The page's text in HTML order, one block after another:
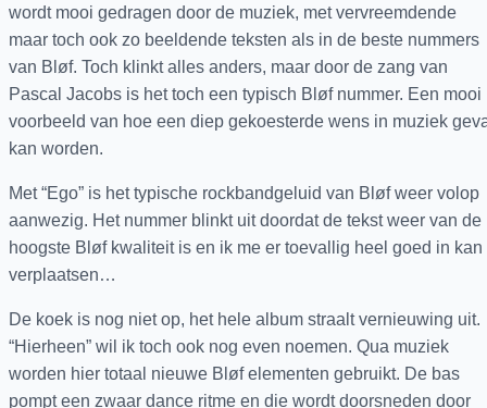
wordt mooi gedragen door de muziek, met vervreemdende
maar toch ook zo beeldende teksten als in de beste nummers
van Bløf. Toch klinkt alles anders, maar door de zang van
Pascal Jacobs is het toch een typisch Bløf nummer. Een mooi
voorbeeld van hoe een diep gekoesterde wens in muziek
kan worden.
Met “Ego” is het typische rockbandgeluid van Bløf weer volop
aanwezig. Het nummer blinkt uit doordat de tekst weer van de
hoogste Bløf kwaliteit is en ik me er toevallig heel goed in kan
verplaatsen…
De koek is nog niet op, het hele album straalt vernieuwing uit.
“Hierheen” wil ik toch ook nog even noemen. Qua muziek
worden hier totaal nieuwe Bløf elementen gebruikt. De bas
pompt een zwaar dance ritme en die wordt doorsneden door